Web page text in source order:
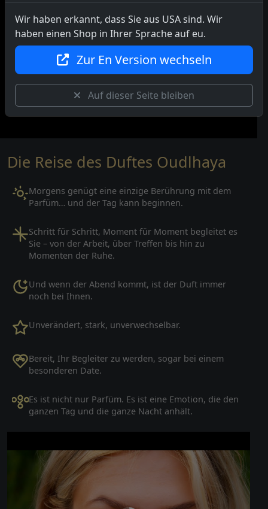
Minze mit wärmendem Ingwer und Muskatnuss. Eine
Basis aus Weihrauch, Sandelholz und weißem
Moschus hinterlässt auf der Haut eine sinnliche,
langanhaltende Spur. Luxus, der Blicke auf sich zieht.
Entdecken Sie Ihr Geheimnis
Die Reise des Duftes Oudlhaya
Morgens genügt eine einzige Berührung mit dem
Parfüm… und der Tag kann beginnen.
Schritt für Schritt, Moment für Moment begleitet es
Sie – von der Arbeit, über Treffen bis hin zu
Momenten der Ruhe.
Und wenn der Abend kommt, ist der Duft immer
noch bei Ihnen.
Unverändert, stark, unverwechselbar.
Bereit, Ihr Begleiter zu werden, sogar bei einem
besonderen Date.
Es ist nicht nur Parfüm. Es ist eine Emotion, die den
ganzen Tag und die ganze Nacht anhält.
Wir haben erkannt, dass Sie aus USA sind. Wir
haben einen Shop in Ihrer Sprache auf eu.
Zur En Version wechseln
Auf dieser Seite bleiben